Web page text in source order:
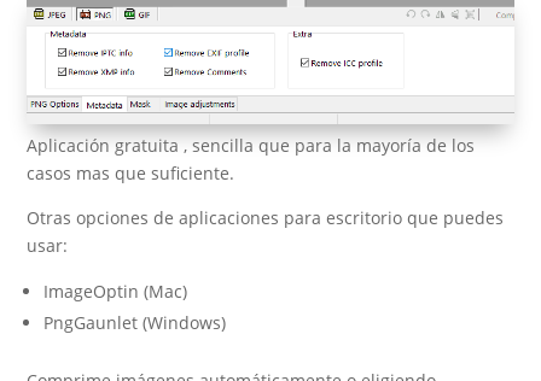
Aplicación gratuita , sencilla que para la mayoría de los
casos mas que suficiente.
Otras opciones de aplicaciones para escritorio que puedes
usar:
ImageOptin (Mac)
PngGaunlet (Windows)